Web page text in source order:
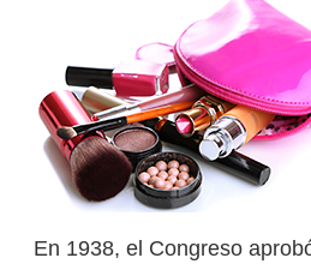
En 1938, el Congreso